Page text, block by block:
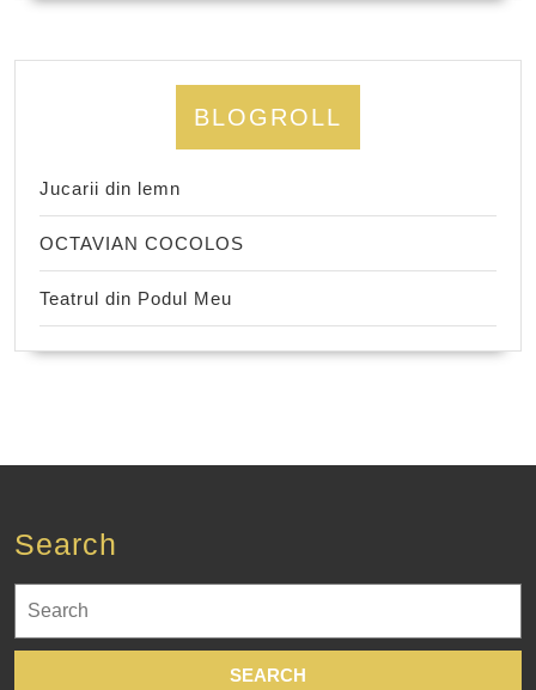
BLOGROLL
Jucarii din lemn
OCTAVIAN COCOLOS
Teatrul din Podul Meu
Search
for: